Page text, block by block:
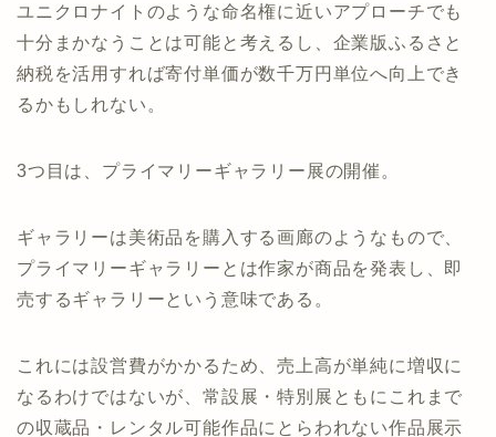
ユニクロナイトのような命名権に近いアプローチでも
十分まかなうことは可能と考えるし、企業版ふるさと
納税を活用すれば寄付単価が数千万円単位へ向上でき
るかもしれない。
3つ目は、プライマリーギャラリー展の開催。
ギャラリーは美術品を購入する画廊のようなもので、
プライマリーギャラリーとは作家が商品を発表し、即
売するギャラリーという意味である。
これには設営費がかかるため、売上高が単純に増収に
なるわけではないが、常設展・特別展ともにこれまで
の収蔵品・レンタル可能作品にとらわれない作品展示